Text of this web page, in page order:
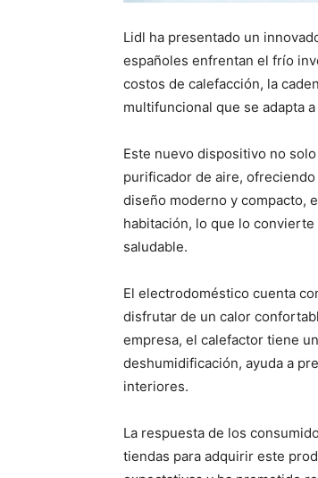
Lidl ha presentado un
españoles enfrentan el frío
costos de calefacción, la
multifuncional que se adapta
Este nuevo dispositivo no
purificador de aire,
diseño moderno y compacto,
habitación, lo que lo
saludable.
El electrodoméstico cuenta
disfrutar de un calor
empresa, el calefactor tiene
deshumidificación, ayuda a
interiores.
La respuesta de los
tiendas para adquirir este